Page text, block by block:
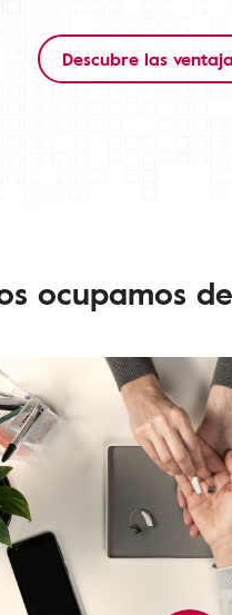
Descubre las
ocupamos